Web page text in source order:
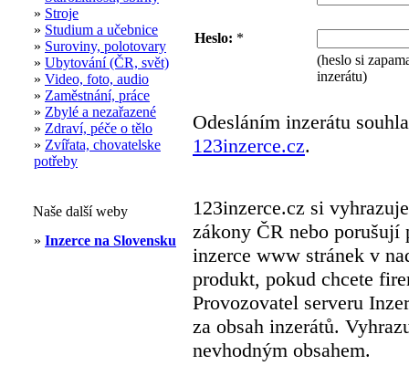
» Stroje
» Studium a učebnice
» Suroviny, polotovary
» Ubytování (ČR, svět)
» Video, foto, audio
» Zaměstnání, práce
» Zbylé a nezařazené
» Zdraví, péče o tělo
» Zvířata, chovatelske
potřeby
Naše další weby
» Inzerce na Slovensku
Heslo: *
(heslo si
inzerátu)
Odesláním inzerátu
123inzerce.cz.
123inzerce.cz si
zákony ČR nebo porušují
inzerce www stránek v
produkt, pokud chcete
Provozovatel serveru
za obsah inzerátů.
nevhodným obsahem.